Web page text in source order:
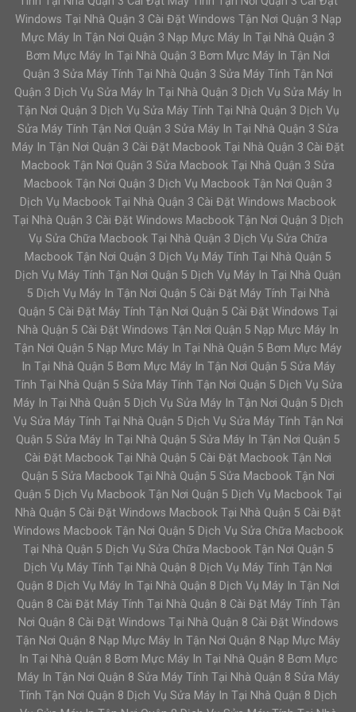
Windows Tại Nhà Quận 3 Cài Đặt Windows Tận Nơi Quận 3 Nạp
Mực Máy In Tận Nơi Quận 3 Nạp Mực Máy In Tại Nhà Quận 3
Bơm Mực Máy In Tại Nhà Quận 3 Bơm Mực Máy In Tận Nơi
Quận 3 Sửa Máy Tính Tại Nhà Quận 3 Sửa Máy Tính Tận Nơi
Quận 3 Dịch Vụ Sửa Máy In Tại Nhà Quận 3 Dịch Vụ Sửa Máy In
Tận Nơi Quận 3 Dịch Vụ Sửa Máy Tính Tại Nhà Quận 3 Dịch Vụ
Sửa Máy Tính Tận Nơi Quận 3 Sửa Máy In Tại Nhà Quận 3 Sửa
Máy In Tận Nơi Quận 3 Cài Đặt Macbook Tại Nhà Quận 3 Cài Đặt
Macbook Tận Nơi Quận 3 Sửa Macbook Tại Nhà Quận 3 Sửa
Macbook Tận Nơi Quận 3 Dịch Vụ Macbook Tận Nơi Quận 3
Dịch Vụ Macbook Tại Nhà Quận 3 Cài Đặt Windows Macbook
Tại Nhà Quận 3 Cài Đặt Windows Macbook Tận Nơi Quận 3 Dịch
Vụ Sửa Chữa Macbook Tại Nhà Quận 3 Dịch Vụ Sửa Chữa
Macbook Tận Nơi Quận 3 Dịch Vụ Máy Tính Tại Nhà Quận 5
Dịch Vụ Máy Tính Tận Nơi Quận 5 Dịch Vụ Máy In Tại Nhà Quận
5 Dịch Vụ Máy In Tận Nơi Quận 5 Cài Đặt Máy Tính Tại Nhà
Quận 5 Cài Đặt Máy Tính Tận Nơi Quận 5 Cài Đặt Windows Tại
Nhà Quận 5 Cài Đặt Windows Tận Nơi Quận 5 Nạp Mực Máy In
Tận Nơi Quận 5 Nạp Mực Máy In Tại Nhà Quận 5 Bơm Mực Máy
In Tại Nhà Quận 5 Bơm Mực Máy In Tận Nơi Quận 5 Sửa Máy
Tính Tại Nhà Quận 5 Sửa Máy Tính Tận Nơi Quận 5 Dịch Vụ Sửa
Máy In Tại Nhà Quận 5 Dịch Vụ Sửa Máy In Tận Nơi Quận 5 Dịch
Vụ Sửa Máy Tính Tại Nhà Quận 5 Dịch Vụ Sửa Máy Tính Tận Nơi
Quận 5 Sửa Máy In Tại Nhà Quận 5 Sửa Máy In Tận Nơi Quận 5
Cài Đặt Macbook Tại Nhà Quận 5 Cài Đặt Macbook Tận Nơi
Quận 5 Sửa Macbook Tại Nhà Quận 5 Sửa Macbook Tận Nơi
Quận 5 Dịch Vụ Macbook Tận Nơi Quận 5 Dịch Vụ Macbook Tại
Nhà Quận 5 Cài Đặt Windows Macbook Tại Nhà Quận 5 Cài Đặt
Windows Macbook Tận Nơi Quận 5 Dịch Vụ Sửa Chữa Macbook
Tại Nhà Quận 5 Dịch Vụ Sửa Chữa Macbook Tận Nơi Quận 5
Dịch Vụ Máy Tính Tại Nhà Quận 8 Dịch Vụ Máy Tính Tận Nơi
Quận 8 Dịch Vụ Máy In Tại Nhà Quận 8 Dịch Vụ Máy In Tận Nơi
Quận 8 Cài Đặt Máy Tính Tại Nhà Quận 8 Cài Đặt Máy Tính Tận
Nơi Quận 8 Cài Đặt Windows Tại Nhà Quận 8 Cài Đặt Windows
Tận Nơi Quận 8 Nạp Mực Máy In Tận Nơi Quận 8 Nạp Mực Máy
In Tại Nhà Quận 8 Bơm Mực Máy In Tại Nhà Quận 8 Bơm Mực
Máy In Tận Nơi Quận 8 Sửa Máy Tính Tại Nhà Quận 8 Sửa Máy
Tính Tận Nơi Quận 8 Dịch Vụ Sửa Máy In Tại Nhà Quận 8 Dịch